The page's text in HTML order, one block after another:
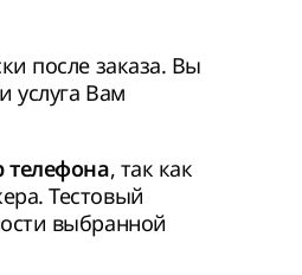
после заказа. Вы
услуга Вам
телефона, так как
Тестовый
выбранной